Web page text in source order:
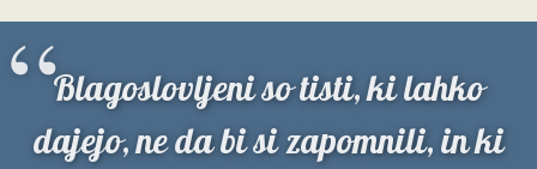
Blagoslovljeni so tisti, ki lahko
dajejo, ne da bi si zapomnili, in ki
“